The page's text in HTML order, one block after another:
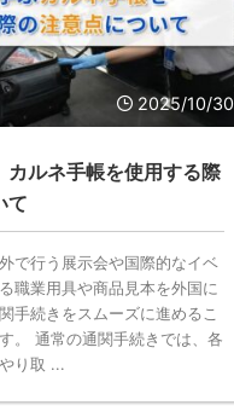
2025/10/30
カルネ手帳を使用する際
て
で行う展示会や国際的なイベ
職業用具や商品見本を外国に
手続きをスムーズに進めるこ
。 通常の通関手続きでは、各
り取 ...